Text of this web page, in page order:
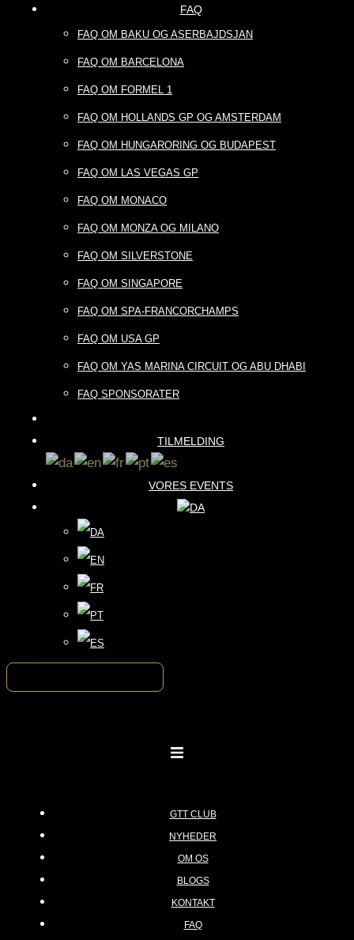
FAQ
FAQ OM BAKU OG ASERBAJDSJAN
FAQ OM BARCELONA
FAQ OM FORMEL 1
FAQ OM HOLLANDS GP OG AMSTERDAM
FAQ OM HUNGARORING OG BUDAPEST
FAQ OM LAS VEGAS GP
FAQ OM MONACO
FAQ OM MONZA OG MILANO
FAQ OM SILVERSTONE
FAQ OM SINGAPORE
FAQ OM SPA-FRANCORCHAMPS
FAQ OM USA GP
FAQ OM YAS MARINA CIRCUIT OG ABU DHABI
FAQ SPONSORATER
TILMELDING
VORES EVENTS
GTT CLUB
NYHEDER
OM OS
BLOGS
KONTAKT
FAQ